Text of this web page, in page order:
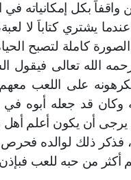
بكل إمكانياته في
يشتري كتاباَ لا
كاملة لتصبح
رحمه الله تعالى
على اللعب
قد جعله أبوه في
يرجى أن يكون أعلم أهل
فذكر ذلك لوالده
أكثر من حبه للعب